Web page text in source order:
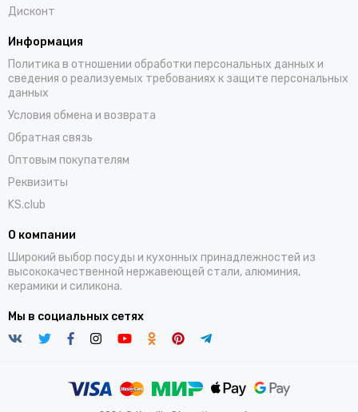
Дисконт
Информация
Политика в отношении обработки персональных данных и
сведения о реализуемых требованиях к защите персональных
данных
Условия обмена и возврата
Обратная связь
Оптовым покупателям
Реквизиты
KS.club
О компании
Широкий выбор посуды и кухонных принадлежностей из
высококачественной нержавеющей стали, алюминия,
керамики и силикона.
Мы в социальных сетях